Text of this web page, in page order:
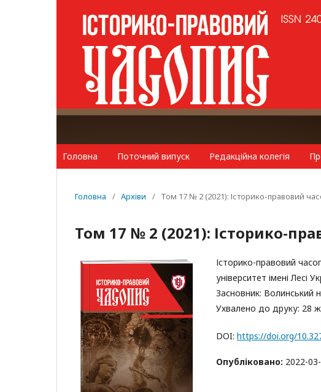
Головна Поточний випуск Редакційна колегія
Головна / Архіви / Том 17 № 2 (2021): Історико-правовий
Том 17 № 2 (2021): Історико-
Історико-правовий
університет імені Лесі
Засновник: Волинський
Ухвалено до друку: 28
DOI: https://doi.org/
Опубліковано: 2022-